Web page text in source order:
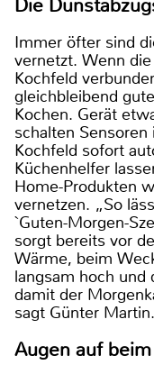
Die
Immer öfter sind
vernetzt. Wenn
Kochfeld
gleichbleibend
Kochen. Gerät
schalten
Kochfeld sofort
Küchenhelfer
Home-Produkten
vernetzen. „So
`Guten-Morgen-
sorgt bereits vor
Wärme, beim
langsam hoch und
damit der
sagt Günter Martin.
Augen auf